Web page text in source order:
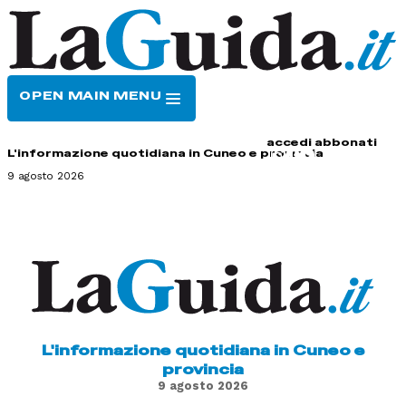
OPEN MAIN MENU
accedi abbonati
L'informazione quotidiana in Cuneo e provincia
9 agosto 2026
L'informazione quotidiana in Cuneo e
provincia
9 agosto 2026